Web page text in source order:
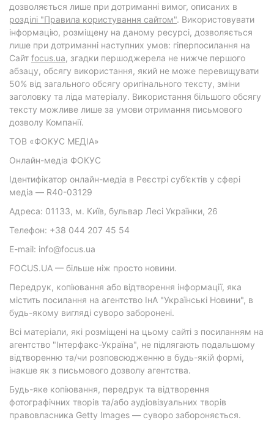
дозволяється лише при дотриманні вимог, описаних в
розділі "Правила користування сайтом". Використовувати
інформацію, розміщену на даному ресурсі, дозволяється
лише при дотриманні наступних умов: гіперпосилання на
Cайт focus.ua, згадки першоджерела не нижче першого
абзацу, обсягу використання, який не може перевищувати
50% від загального обсягу оригінального тексту, зміни
заголовку та ліда матеріалу. Використання більшого обсягу
тексту можливе лише за умови отримання письмового
дозволу Компанії.
ТОВ «ФОКУС МЕДІА»
Онлайн-медіа ФОКУС
Ідентифікатор онлайн-медіа в Реєстрі суб’єктів у сфері
медіа — R40-03129
Адреса: 01133, м. Київ, бульвар Лесі Українки, 26
Телефон: +38 044 207 45 54
E-mail: info@focus.ua
FOCUS.UA — більше ніж просто новини.
Передрук, копіювання або відтворення інформації, яка
містить посилання на агентство ІнА "Українські Новини", в
будь-якому вигляді суворо заборонені.
Всі матеріали, які розміщені на цьому сайті з посиланням на
агентство "Інтерфакс-Україна", не підлягають подальшому
відтворенню та/чи розповсюдженню в будь-якій формі,
інакше як з письмового дозволу агентства.
Будь-яке копіювання, передрук та відтворення
фотографічних творів та/або аудіовізуальних творів
правовласника Getty Images — суворо забороняється.